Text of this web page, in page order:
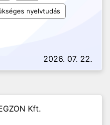
nyelvtudás
2026. 07. 22.
Kft.